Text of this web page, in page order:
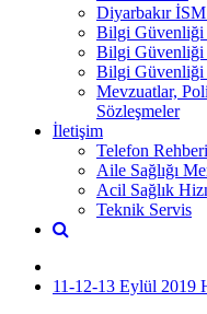
Diyarbakır
Bilgi Güvenliği
Bilgi Güvenliği
Bilgi Güvenliği
Mevzuatlar,
Sözleşmeler
İletişim
Telefon
Aile Sağlığı
Acil Sağlık
Teknik Servis
11-12-13 Eylül 2019